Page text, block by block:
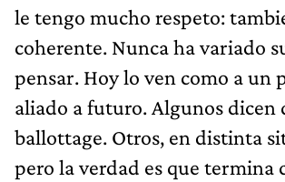
le tengo mucho respeto:
coherente. Nunca ha variado
pensar. Hoy lo ven como a un
aliado a futuro. Algunos dicen
ballottage. Otros, en distinta
pero la verdad es que termina